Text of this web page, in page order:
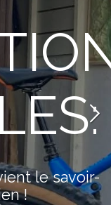
le savoir-
!